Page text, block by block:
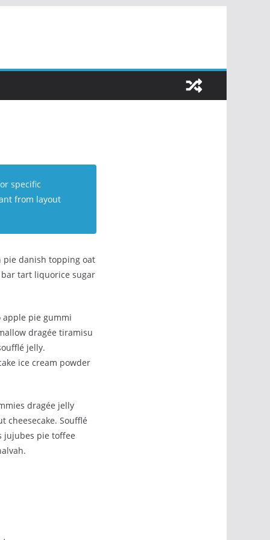
specific
from layout
pie danish topping oat
bar tart liquorice sugar
apple pie gummi
dragée tiramisu
jelly.
ice cream powder
dragée jelly
cheesecake. Soufflé
jujubes pie toffee